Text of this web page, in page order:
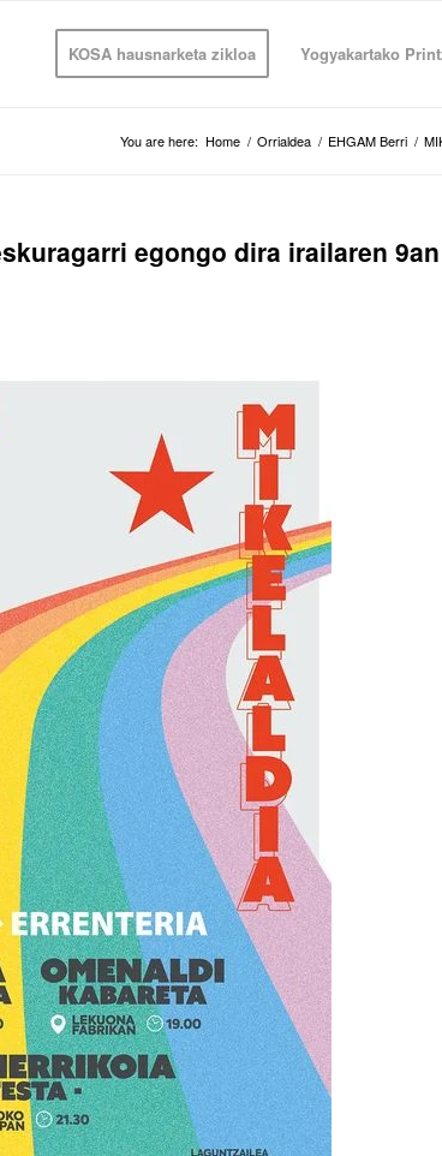
KOSA hausnarketa zikloa Yogyakartako
You are here: Home / Orrialdea / EHGAM Berri /
egongo dira irailaren 9an